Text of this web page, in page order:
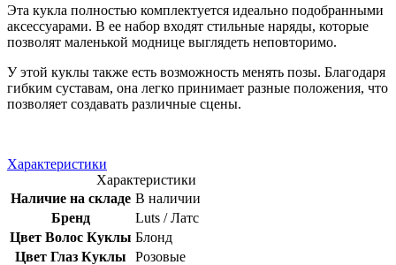
Эта кукла полностью комплектуется идеально подобранными
аксессуарами. В ее набор входят стильные наряды, которые
позволят маленькой моднице выглядеть неповторимо.
У этой куклы также есть возможность менять позы. Благодаря
гибким суставам, она легко принимает разные положения, что
позволяет создавать различные сцены.
Характеристики
Характеристики
Наличие на складе В наличии
Бренд
Luts / Латс
Цвет Волос Куклы Блонд
Цвет Глаз Куклы
Розовые